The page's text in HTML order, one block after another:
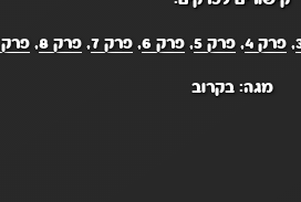
,פרק 4 ,פרק 5 ,פרק 6 ,פרק 7 ,פרק 8 ,פרק 9
מגה: בקרוב